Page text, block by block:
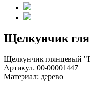
Щелкунчик
Щелкунчик глянцевый
Артикул: 00-00001447
Материал: дерево